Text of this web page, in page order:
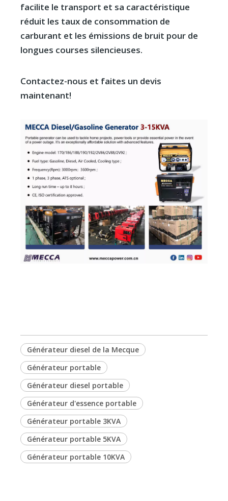
facilite le transport et sa caractéristique
réduit les taux de consommation de
carburant et les émissions de bruit pour de
longues courses silencieuses.
Contactez-nous et faites un devis
maintenant!
Générateur diesel de la Mecque
Générateur portable
Générateur diesel portable
Générateur d'essence portable
Générateur portable 3KVA
Générateur portable 5KVA
Générateur portable 10KVA